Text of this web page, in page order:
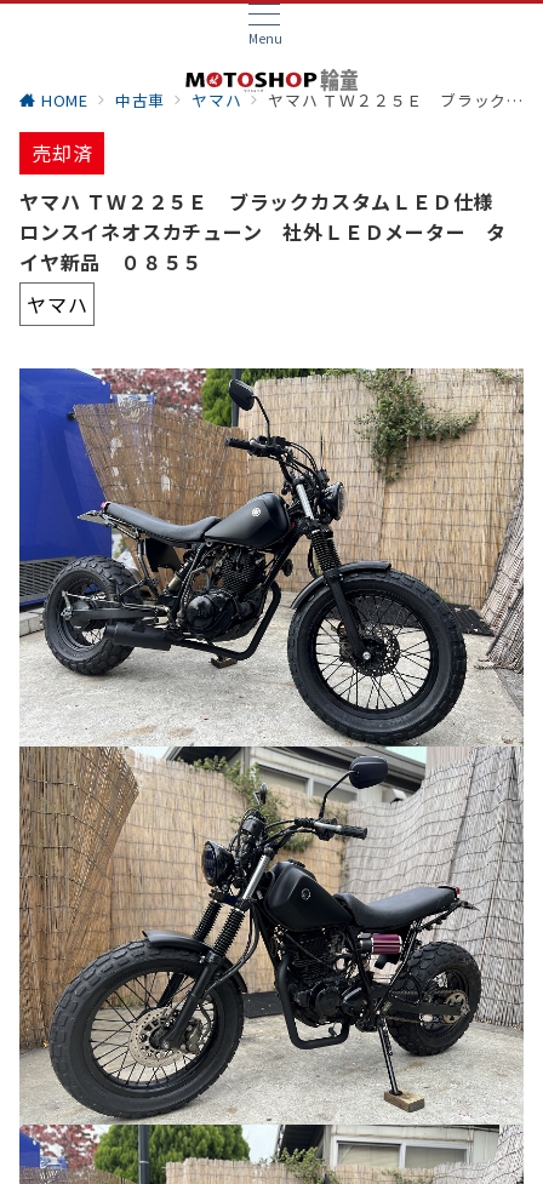
Menu
HOME 中古車 ヤマハ ヤマハ ＴＷ２２５Ｅ ブラックカスタムＬＥＤ仕様 ロンスイネオスカチューン 社外ＬＥＤメーター タイヤ新品 ０８５５
売却済
ヤマハ ＴＷ２２５Ｅ ブラックカスタムＬＥＤ仕様
ロンスイネオスカチューン 社外ＬＥＤメーター タ
イヤ新品 ０８５５
ヤマハ